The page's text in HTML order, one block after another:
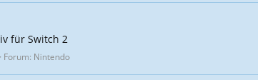
für Switch 2
Forum: Nintendo